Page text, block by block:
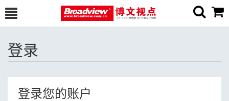
登录
登录您的账户